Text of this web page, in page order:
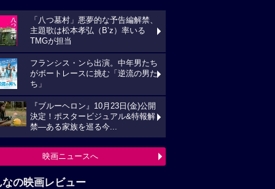
「八つ墓村」悪夢的な予告編解禁、
主題歌は松本孝弘（B’z）率いる
TMGが担当
フランシス・ンら出演。中年男たち
がボートレースに挑む「逆流の男た
ち」
『ブルーヘロン』10月23日(金)公開
決定！ポスタービジュアル&特報解
禁―ある家族を巡る今...
映画ニュースへ
なの映画レビュー